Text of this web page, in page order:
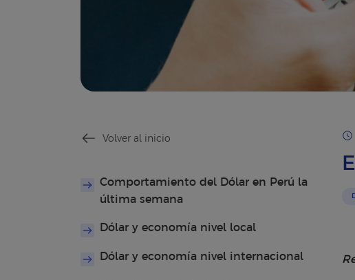
Volver al inicio
Comportamiento del Dólar en Perú la
última semana
Dólar y economía nivel local
Dólar y economía nivel internacional